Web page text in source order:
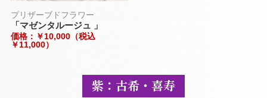
プリザーブドフラワー
「マゼンタルージュ 」
価格：￥10,000（税込
￥11,000）
紫：古希・喜寿